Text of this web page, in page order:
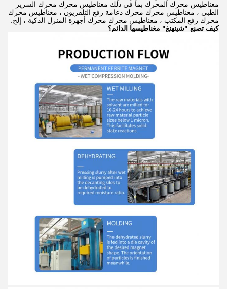
مغناطيس محرك المحرك بما في ذلك مغناطيس محرك محرك السرير
الطبي ، مغناطيس محرك محرك دعامة رفع التلفزيون ، مغناطيس محرك
محرك رفع المكتب ، مغناطيس محرك محرك أجهزة المنزل الذكية ، إلخ.
كيف تصنع "شينهنغ" مغناطيسها الدائم؟